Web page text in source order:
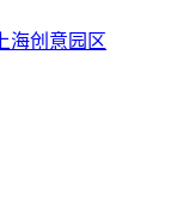
上海创意园区